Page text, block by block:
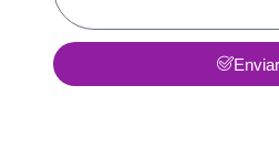
Enviar